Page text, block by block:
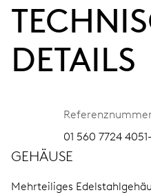
DETAILS
Referenznummer
01 560 7724
GEHÄUSE
Mehrteiliges